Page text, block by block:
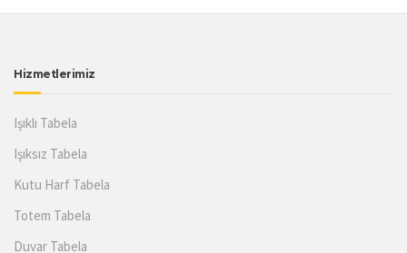
Hizmetlerimiz
Işıklı Tabela
Işıksız Tabela
Kutu Harf Tabela
Totem Tabela
Duvar Tabela